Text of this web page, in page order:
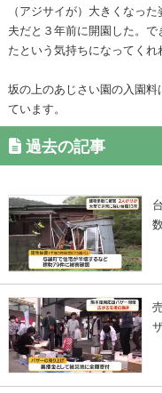
（アジサイが）大きくなっ
夫だと３年前に開園した。
たという気持ちになってくれ
坂の上のあじさい園の入園
ています。
過去の記事